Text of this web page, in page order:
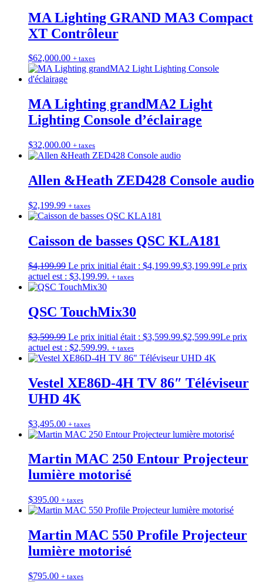
MA Lighting GRAND MA3 Compact
XT Contrôleur
$62,000.00 + taxes
MA Lighting grandMA2 Light
Lighting Console d’éclairage
$32,000.00 + taxes
Allen &Heath ZED428 Console audio
$2,199.99 + taxes
Caisson de basses QSC KLA181
$4,199.99 Le prix initial était : $4,199.99.$3,199.99Le prix
actuel est : $3,199.99. + taxes
QSC TouchMix30
$3,599.99 Le prix initial était : $3,599.99.$2,599.99Le prix
actuel est : $2,599.99. + taxes
Vestel XE86D-4H TV 86″ Téléviseur
UHD 4K
$3,495.00 + taxes
Martin MAC 250 Entour Projecteur
lumière motorisé
$395.00 + taxes
Martin MAC 550 Profile Projecteur
lumière motorisé
$795.00 + taxes